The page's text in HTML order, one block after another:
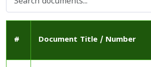
# Document Title / Number